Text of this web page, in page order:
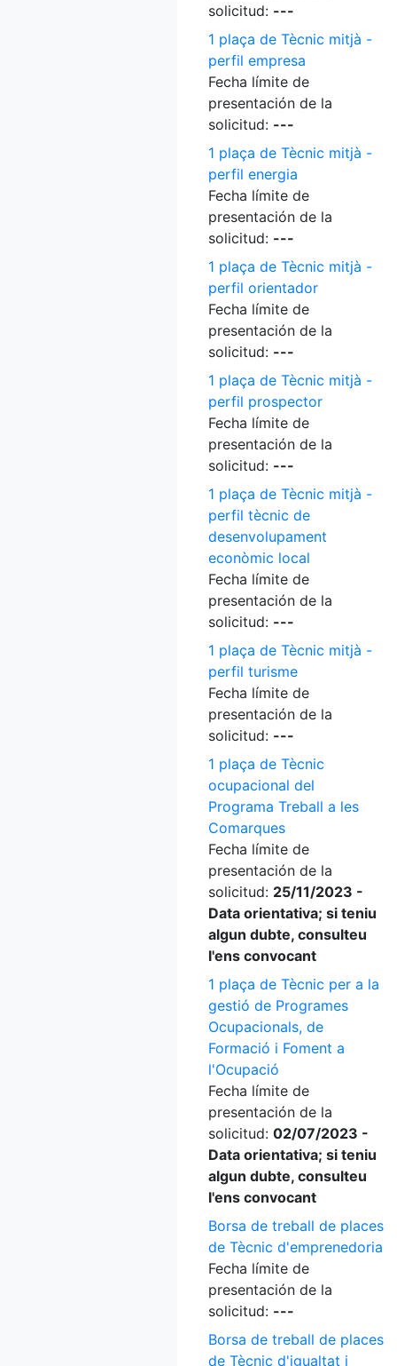
solicitud: ---
1 plaça de Tècnic mitjà -
perfil empresa
Fecha límite de
presentación de la
solicitud: ---
1 plaça de Tècnic mitjà -
perfil energia
Fecha límite de
presentación de la
solicitud: ---
1 plaça de Tècnic mitjà -
perfil orientador
Fecha límite de
presentación de la
solicitud: ---
1 plaça de Tècnic mitjà -
perfil prospector
Fecha límite de
presentación de la
solicitud: ---
1 plaça de Tècnic mitjà -
perfil tècnic de
desenvolupament
econòmic local
Fecha límite de
presentación de la
solicitud: ---
1 plaça de Tècnic mitjà -
perfil turisme
Fecha límite de
presentación de la
solicitud: ---
1 plaça de Tècnic
ocupacional del
Programa Treball a les
Comarques
Fecha límite de
presentación de la
solicitud: 25/11/2023 -
Data orientativa; si teniu
algun dubte, consulteu
l'ens convocant
1 plaça de Tècnic per a la
gestió de Programes
Ocupacionals, de
Formació i Foment a
l'Ocupació
Fecha límite de
presentación de la
solicitud: 02/07/2023 -
Data orientativa; si teniu
algun dubte, consulteu
l'ens convocant
Borsa de treball de places
de Tècnic d'emprenedoria
Fecha límite de
presentación de la
solicitud: ---
Borsa de treball de places
de Tècnic d'igualtat i